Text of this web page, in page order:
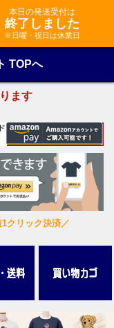
本日の発送受付は
終了しました
※日曜・祝日は休業日
TOPへ
ます
クリック決済／